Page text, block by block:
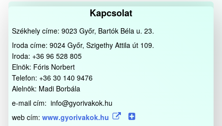
Kapcsolat
Székhely címe: 9023 Győr, Bartók Béla u. 23.
Iroda címe: 9024 Győr, Szigethy Attila út 109.
Iroda: +36 96 528 805
Elnök: Fóris Norbert
Telefon: +36 30 140 9476
Alelnök: Madi Borbála
e-mail cím: info@gyorivakok.hu
web cím: www.gyorivakok.hu